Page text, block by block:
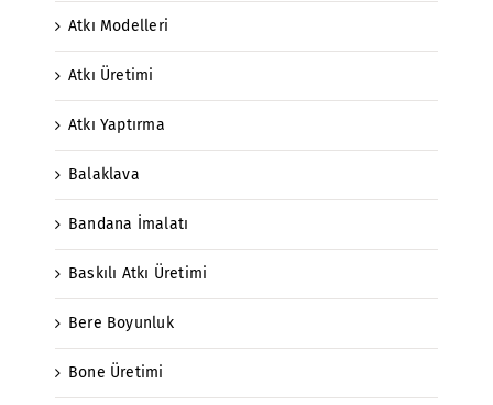
Atkı Modelleri
Atkı Üretimi
Atkı Yaptırma
Balaklava
Bandana İmalatı
Baskılı Atkı Üretimi
Bere Boyunluk
Bone Üretimi